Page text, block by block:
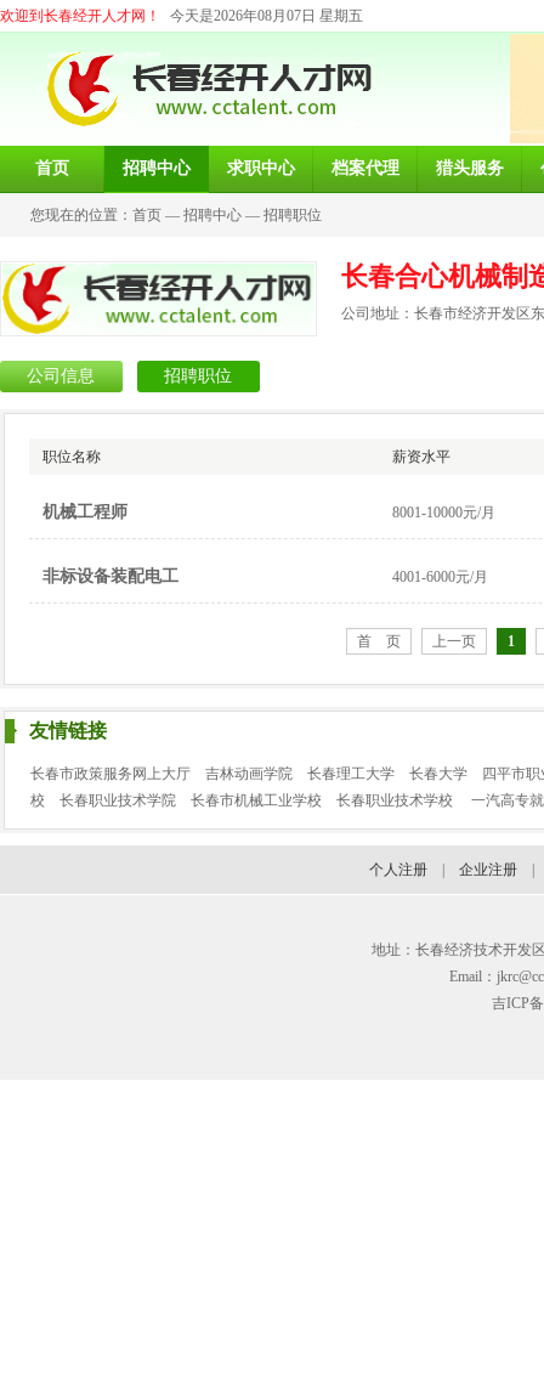
欢迎到长春经开人才网！ 今天是2026年08月07日 星期五
首页 招聘中心 求职中心 档案代理 猎头服务
您现在的位置： 首页 — 招聘中心 — 招聘职位
长春合心机械制
公司地址：长春市经济开发区
公司信息 招聘职位
职位名称 薪资水平
机械工程师 8001-10000元/月
非标设备装配电工 4001-6000元/月
首 页 上一页 1
友情链接
长春市政策服务网上大厅 吉林动画学院 长春理工大学 长春大学
四平市
校
长春职业技术学院 长春市机械工业学校 长春职业技术学校 一汽高专
个人注册 企业注册
地址：长春经济技术开发
Email：
吉ICP